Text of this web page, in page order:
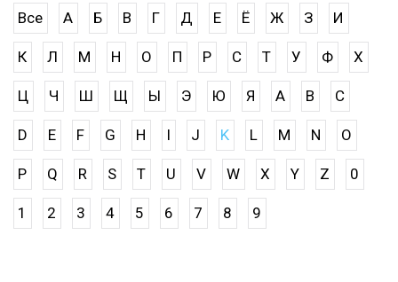
Все А Б В Г Д Е Ё Ж З И
К Л М Н О П Р С Т У Ф Х
Ц Ч Ш Щ Ы Э Ю Я A B C
D E F G H I J K L M N O
P Q R S T U V W X Y Z 0
1 2 3 4 5 6 7 8 9